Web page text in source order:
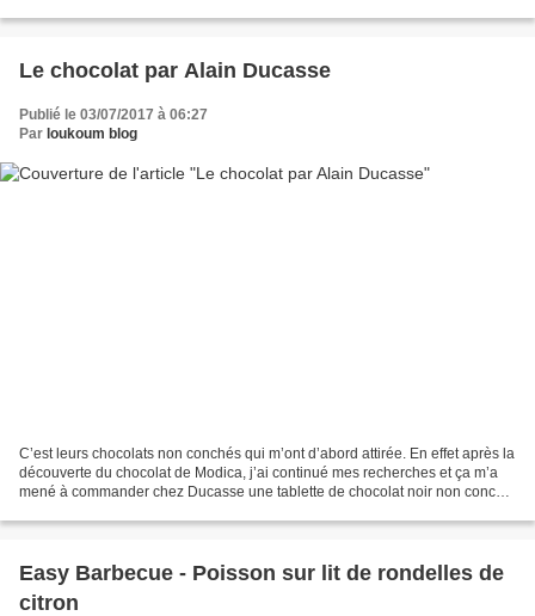
Le chocolat par Alain Ducasse
Publié le 03/07/2017 à 06:27
Par loukoum blog
C’est leurs chocolats non conchés qui m’ont d’abord attirée. En effet après la
découverte du chocolat de Modica, j’ai continué mes recherches et ça m’a
mené à commander chez Ducasse une tablette de chocolat noir non conché
Easy Barbecue - Poisson sur lit de rondelles de
citron